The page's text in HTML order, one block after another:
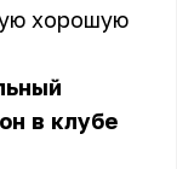
хорошую
в клубе